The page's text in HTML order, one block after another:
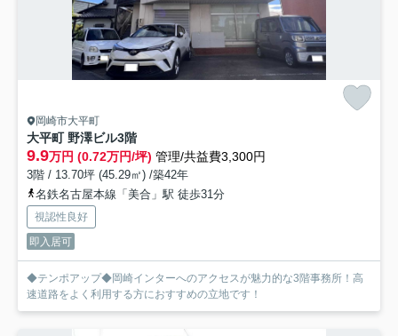
岡崎市大平町
大平町 野澤ビル3階
9.9万円 (0.72万円/坪) 管理/共益費3,300円
3階 / 13.70坪 (45.29㎡) /築42年
名鉄名古屋本線「美合」駅 徒歩31分
視認性良好
即入居可
◆テンポアップ◆岡崎インターへのアクセスが魅力的な3階事務所！高
速道路をよく利用する方におすすめの立地です！